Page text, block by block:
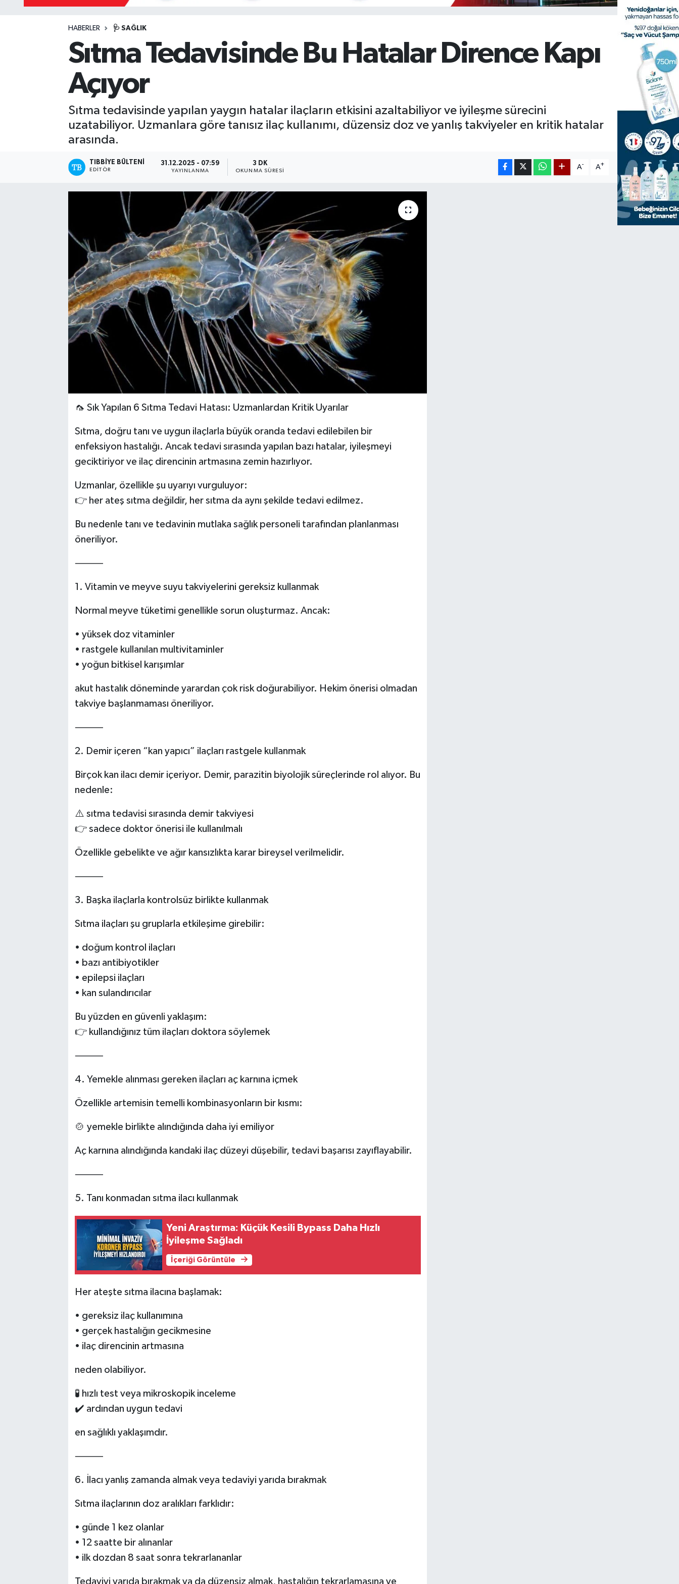
HABERLER 🩺 SAĞLIK
Sıtma Tedavisinde Bu Hatalar Dirence Kapı
Açıyor
Sıtma tedavisinde yapılan yaygın hatalar ilaçların etkisini azaltabiliyor ve iyileşme sürecini
uzatabiliyor. Uzmanlara göre tanısız ilaç kullanımı, düzensiz doz ve yanlış takviyeler en kritik hatalar
arasında.
TIBBIYE BÜLTENI
EDITÖR
31.12.2025 - 07:59
YAYINLANMA
3 DK
OKUNMA SÜRESI
A- A+
🦟 Sık Yapılan 6 Sıtma Tedavi Hatası: Uzmanlardan Kritik Uyarılar
Sıtma, doğru tanı ve uygun ilaçlarla büyük oranda tedavi edilebilen bir
enfeksiyon hastalığı. Ancak tedavi sırasında yapılan bazı hatalar, iyileşmeyi
geciktiriyor ve ilaç direncinin artmasına zemin hazırlıyor.
Uzmanlar, özellikle şu uyarıyı vurguluyor:
👉 her ateş sıtma değildir, her sıtma da aynı şekilde tedavi edilmez.
Bu nedenle tanı ve tedavinin mutlaka sağlık personeli tarafından planlanması
öneriliyor.
⸻
1. Vitamin ve meyve suyu takviyelerini gereksiz kullanmak
Normal meyve tüketimi genellikle sorun oluşturmaz. Ancak:
• yüksek doz vitaminler
• rastgele kullanılan multivitaminler
• yoğun bitkisel karışımlar
akut hastalık döneminde yarardan çok risk doğurabiliyor. Hekim önerisi olmadan
takviye başlanmaması öneriliyor.
⸻
2. Demir içeren “kan yapıcı” ilaçları rastgele kullanmak
Birçok kan ilacı demir içeriyor. Demir, parazitin biyolojik süreçlerinde rol alıyor. Bu
nedenle:
⚠️ sıtma tedavisi sırasında demir takviyesi
👉 sadece doktor önerisi ile kullanılmalı
Özellikle gebelikte ve ağır kansızlıkta karar bireysel verilmelidir.
⸻
3. Başka ilaçlarla kontrolsüz birlikte kullanmak
Sıtma ilaçları şu gruplarla etkileşime girebilir:
• doğum kontrol ilaçları
• bazı antibiyotikler
• epilepsi ilaçları
• kan sulandırıcılar
Bu yüzden en güvenli yaklaşım:
👉 kullandığınız tüm ilaçları doktora söylemek
⸻
4. Yemekle alınması gereken ilaçları aç karnına içmek
Özellikle artemisin temelli kombinasyonların bir kısmı:
🍲 yemekle birlikte alındığında daha iyi emiliyor
Aç karnına alındığında kandaki ilaç düzeyi düşebilir, tedavi başarısı zayıflayabilir.
⸻
5. Tanı konmadan sıtma ilacı kullanmak
Yeni Araştırma: Küçük Kesili Bypass Daha Hızlı
İyileşme Sağladı
İçeriği Görüntüle
Her ateşte sıtma ilacına başlamak:
• gereksiz ilaç kullanımına
• gerçek hastalığın gecikmesine
• ilaç direncinin artmasına
neden olabiliyor.
🧪 hızlı test veya mikroskopik inceleme
✔️ ardından uygun tedavi
en sağlıklı yaklaşımdır.
⸻
6. İlacı yanlış zamanda almak veya tedaviyi yarıda bırakmak
Sıtma ilaçlarının doz aralıkları farklıdır:
• günde 1 kez olanlar
• 12 saatte bir alınanlar
• ilk dozdan 8 saat sonra tekrarlananlar
Tedaviyi yarıda bırakmak ya da düzensiz almak, hastalığın tekrarlamasına ve